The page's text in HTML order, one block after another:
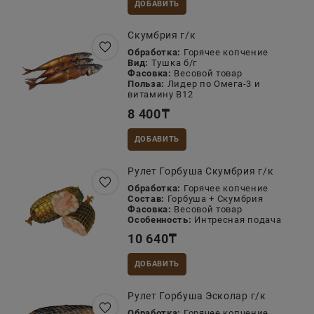
ДОБАВИТЬ
Скумбрия г/к
Обработка: Горячее копчение
Вид: Тушка б/г
Фасовка: Весовой товар
Польза: Лидер по Омега-3 и
витамину B12
8 400₸
ДОБАВИТЬ
Рулет Горбуша Скумбрия г/к
Обработка: Горячее копчение
Состав: Горбуша + Скумбрия
Фасовка: Весовой товар
Особенность: Интресная подача
10 640₸
ДОБАВИТЬ
Рулет Горбуша Эсколар г/к